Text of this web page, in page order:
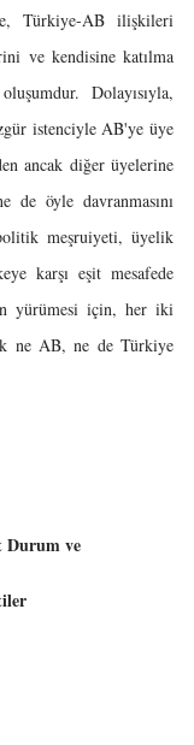
Türkiye-AB ilişkileri
ve kendisine katılma
Dolayısıyla,
istenciyle AB'ye üye
ancak diğer üyelerine
de öyle davranmasını
meşruiyeti, üyelik
karşı eşit mesafede
yürümesi için, her iki
ne AB, ne de Türkiye
Durum ve